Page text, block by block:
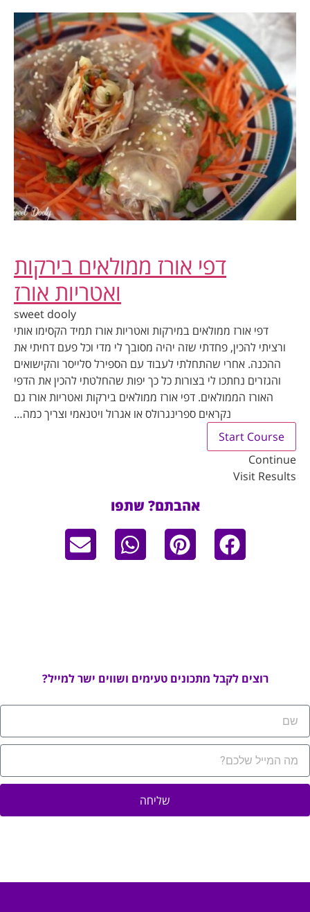
דפי אורז ממולאים בירקות
ואטריות אורז
sweet dooly
דפי אורז ממולאים במירקות ואטריות אורז תמיד הקסימו אותי
ורציתי להכין, פחדתי שזה יהיה מסובך לי מדי וכל פעם דחיתי את
ההכנה. אחרי שהתחלתי לעבוד עם הספירל סלייסר והקישואים
והגזרים נחתכו לי בצורות כל כך יפות שהחלטתי להכין את הדפי
האורז הממולאים. דפי אורז ממולאים בירקות ואטריות אורז גם
נקראים ספרינגרולס או אגרול ויטנאמי וצריך כמה…
Start Course
Continue
Visit Results
אהבתם? שתפו
רוצים לקבל מתכונים טעימים ושווים ישר למייל?
שליחה